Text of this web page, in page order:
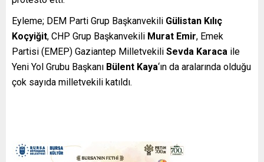
Eyleme; DEM Parti Grup Başkanvekili Gülistan Kılıç
Koçyiğit, CHP Grup Başkanvekili Murat Emir, Emek
Partisi (EMEP) Gaziantep Milletvekili Sevda Karaca ile
Yeni Yol Grubu Başkanı Bülent Kaya‘ın da aralarında olduğu
çok sayıda milletvekili katıldı.